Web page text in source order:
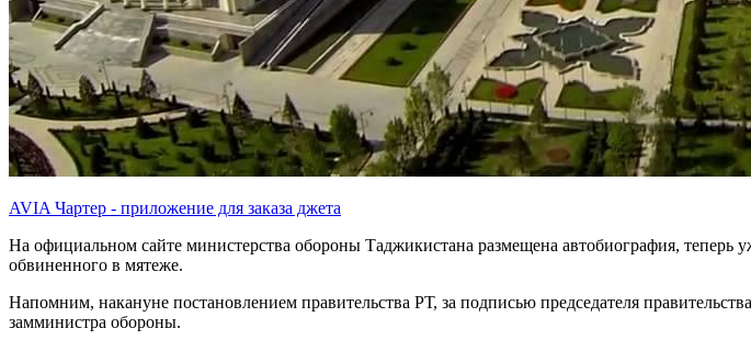
AVIA Чартер - приложение для заказа джета
На официальном сайте министерства обороны Таджикистана размещена автобиография,
обвиненного в мятеже.
Напомним, накануне постановлением правительства РТ, за подписью председателя
замминистра обороны.